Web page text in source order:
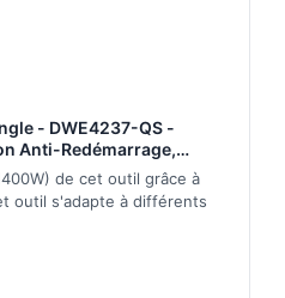
- DWE4237-QS -
Anti-Redémarrage,
Latérale Multi-
- Régime à Vide 11500
de cet outil grâce à
outil s'adapte à différents